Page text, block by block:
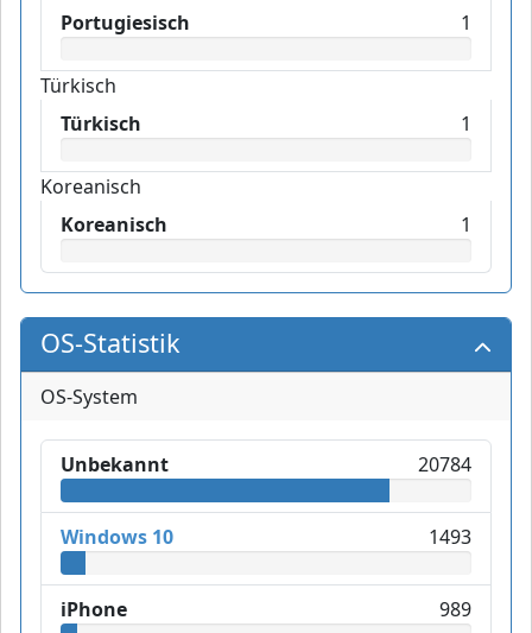
Portugiesisch
1
Türkisch
Türkisch
1
Koreanisch
Koreanisch
1
OS-Statistik
OS-System
Unbekannt 20784
Windows 10 1493
iPhone 989